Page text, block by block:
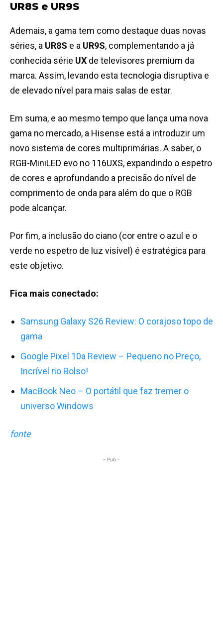
UR8S e UR9S
Ademais, a gama tem como destaque duas novas
séries, a UR8S e a UR9S, complementando a já
conhecida série UX de televisores premium da
marca. Assim, levando esta tecnologia disruptiva e
de elevado nível para mais salas de estar.
Em suma, e ao mesmo tempo que lança uma nova
gama no mercado, a Hisense está a introduzir um
novo sistema de cores multiprimárias. A saber, o
RGB-MiniLED evo no 116UXS, expandindo o espetro
de cores e aprofundando a precisão do nível de
comprimento de onda para além do que o RGB
pode alcançar.
Por fim, a inclusão do ciano (cor entre o azul e o
verde no espetro de luz visível) é estratégica para
este objetivo.
Fica mais conectado:
Samsung Galaxy S26 Review: O corajoso topo de
gama
Google Pixel 10a Review – Pequeno no Preço,
Incrível no Bolso!
MacBook Neo – O portátil que faz tremer o
universo Windows
fonte
- Pub -